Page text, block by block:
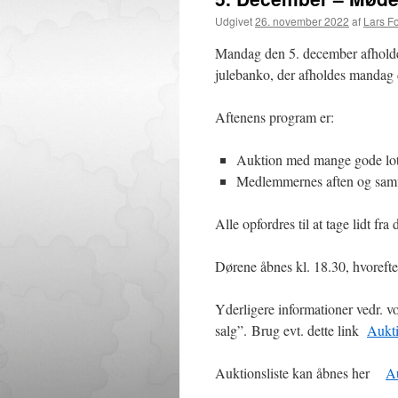
Udgivet26. november 2022 af Lars
Mandag den 5. december
julebanko, der afholdes
Aftenens program er:
Auktion med mange gode
Medlemmernes aften og
Alle opfordres til at tage lidt fra
Dørene åbnes kl. 18.30,
Yderligere informationer vedr.
salg”. Brug evt. dette link
Auktionsliste kan åbnes her